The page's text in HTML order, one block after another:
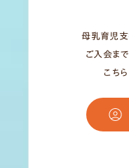
母乳育児支
ご入会ま
こち